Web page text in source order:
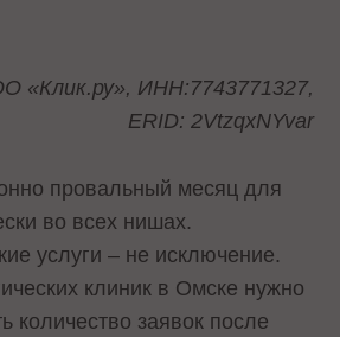
«Клик.ру», ИНН:7743771327,
ERID: 2VtzqxNYvar
провальный месяц для
во всех нишах.
услуги – не исключение.
клиник в Омске нужно
количество заявок после